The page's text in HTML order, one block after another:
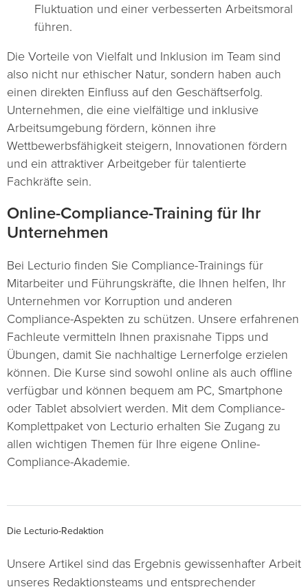
Fluktuation und einer verbesserten Arbeitsmoral
führen.
Die Vorteile von Vielfalt und Inklusion im Team sind
also nicht nur ethischer Natur, sondern haben auch
einen direkten Einfluss auf den Geschäftserfolg.
Unternehmen, die eine vielfältige und inklusive
Arbeitsumgebung fördern, können ihre
Wettbewerbsfähigkeit steigern, Innovationen fördern
und ein attraktiver Arbeitgeber für talentierte
Fachkräfte sein.
Online-Compliance-Training für Ihr
Unternehmen
Bei Lecturio finden Sie Compliance-Trainings für
Mitarbeiter und Führungskräfte, die Ihnen helfen, Ihr
Unternehmen vor Korruption und anderen
Compliance-Aspekten zu schützen. Unsere erfahrenen
Fachleute vermitteln Ihnen praxisnahe Tipps und
Übungen, damit Sie nachhaltige Lernerfolge erzielen
können. Die Kurse sind sowohl online als auch offline
verfügbar und können bequem am PC, Smartphone
oder Tablet absolviert werden. Mit dem Compliance-
Komplettpaket von Lecturio erhalten Sie Zugang zu
allen wichtigen Themen für Ihre eigene Online-
Compliance-Akademie.
Die Lecturio-Redaktion
Unsere Artikel sind das Ergebnis gewissenhafter Arbeit
unseres Redaktionsteams und entsprechender